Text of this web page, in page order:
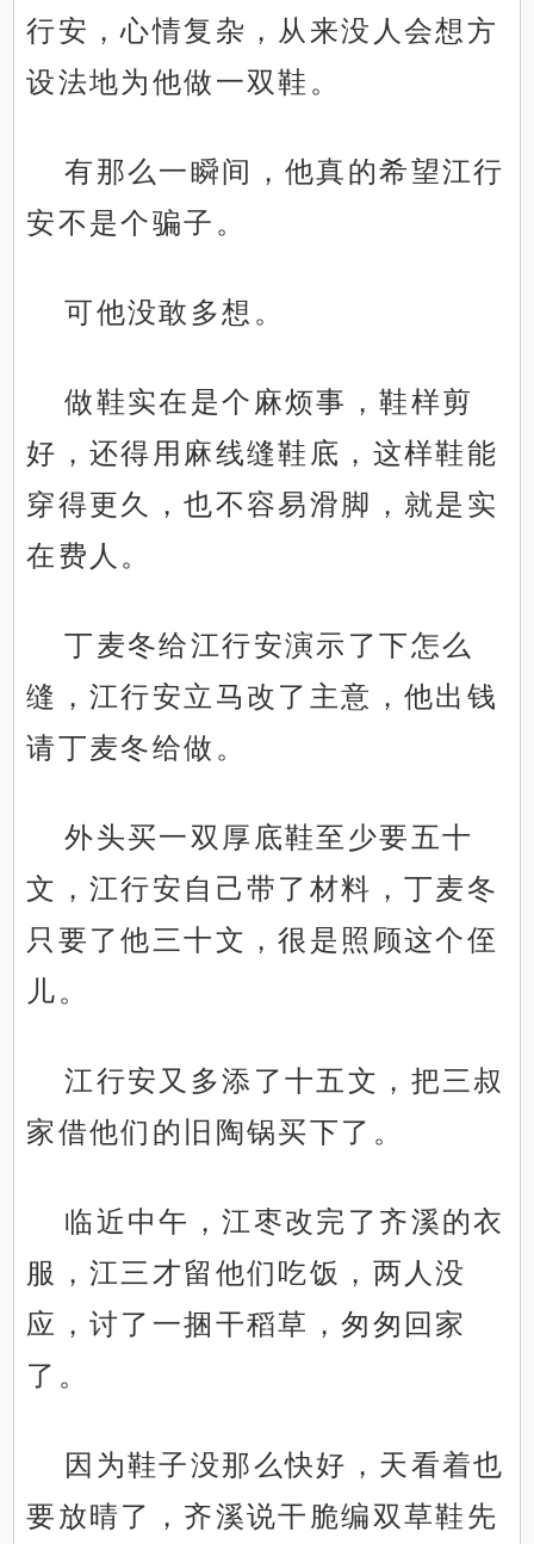
行安，心情复杂，从来没人会想方
设法地为他做一双鞋。
有那么一瞬间，他真的希望江行
安不是个骗子。
可他没敢多想。
做鞋实在是个麻烦事，鞋样剪
好，还得用麻线缝鞋底，这样鞋能
穿得更久，也不容易滑脚，就是实
在费人。
丁麦冬给江行安演示了下怎么
缝，江行安立马改了主意，他出钱
请丁麦冬给做。
外头买一双厚底鞋至少要五十
文，江行安自己带了材料，丁麦冬
只要了他三十文，很是照顾这个侄
儿。
江行安又多添了十五文，把三叔
家借他们的旧陶锅买下了。
临近中午，江枣改完了齐溪的衣
服，江三才留他们吃饭，两人没
应，讨了一捆干稻草，匆匆回家
了。
因为鞋子没那么快好，天看着也
要放晴了，齐溪说干脆编双草鞋先